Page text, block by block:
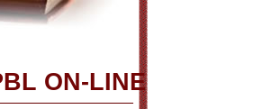
ON-LINE